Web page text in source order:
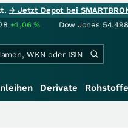
→ Jetzt Depot bei
+1,06% Dow Jones
Derivate Rohstoffe